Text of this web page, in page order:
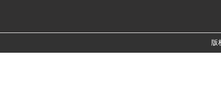
版